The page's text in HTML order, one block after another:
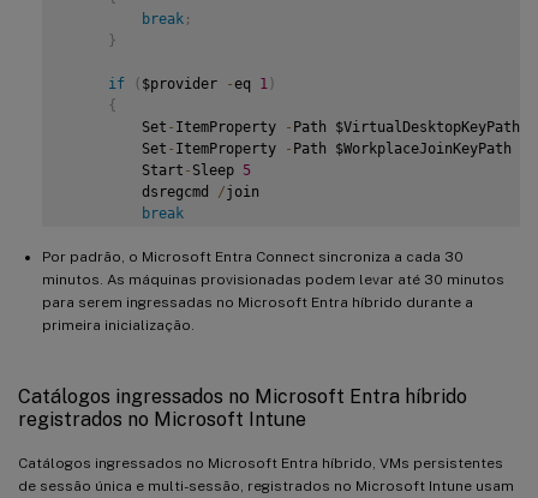
break ;
}
if ( $provider -eq 1 )
{
         Set
- ItemProperty - Path $VirtualDesktopKeyPath
         Set
- ItemProperty - Path $WorkplaceJoinKeyPath
         Start
- Sleep 5
         dsregcmd
/join
break
}
   Start
-Sleep 1
}
Por padrão, o Microsoft Entra Connect sincroniza a cada 30
minutos. As máquinas provisionadas podem levar até 30 minutos
para serem ingressadas no Microsoft Entra híbrido durante a
primeira inicialização.
Catálogos ingressados no Microsoft Entra híbrido
registrados no Microsoft Intune
Catálogos ingressados no Microsoft Entra híbrido, VMs persistentes
de sessão única e multi-sessão, registrados no Microsoft Intune usam